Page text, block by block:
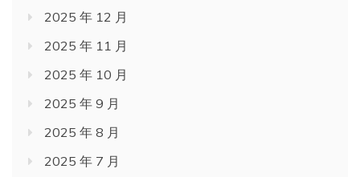
2025 年 12 月
2025 年 11 月
2025 年 10 月
2025 年 9 月
2025 年 8 月
2025 年 7 月